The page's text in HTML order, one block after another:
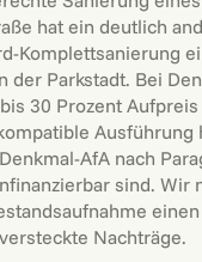
hat ein deutlich
Komplettsanierung
der Parkstadt. Bei
30 Prozent
Ausführung
AfA nach
sind. Wir
Nachträge.